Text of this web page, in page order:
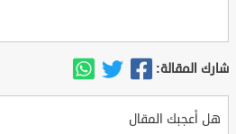
شارك المقالة:
هل أعجبك المقال